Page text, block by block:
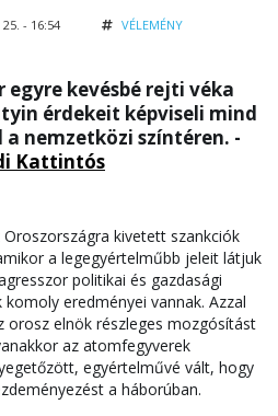
- 16:54 VÉLEMÉNY
egyre kevésbé rejti véka
érdekeit képviseli mind
nemzetközi színtéren. -
Kattintós
kivetett szankciók
a legegyértelműbb jeleit látjuk
politikai és gazdasági
komoly eredményei vannak. Azzal
orosz elnök részleges mozgósítást
az atomfegyverek
egyértelművé vált, hogy
a háborúban.